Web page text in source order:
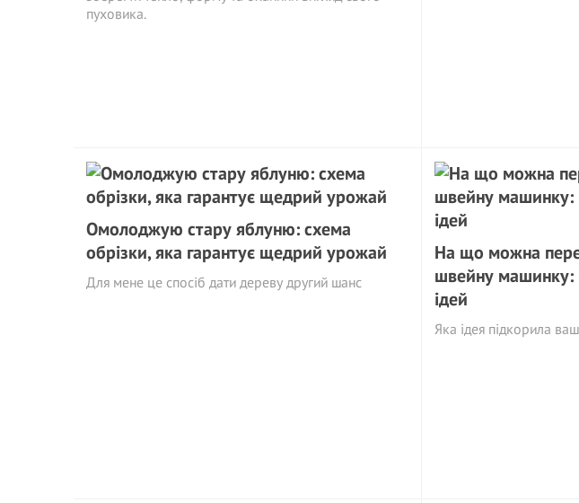
пуховика.
Омолоджую стару яблуню: схема
обрізки, яка гарантує щедрий урожай
Для мене це спосіб дати дереву другий шанс
На що можна
швейну машинку:
ідей
Яка ідея підкорила